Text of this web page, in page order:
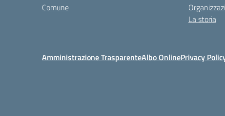
Comune
La storia
Amministrazione TrasparenteAlbo OnlinePrivacy